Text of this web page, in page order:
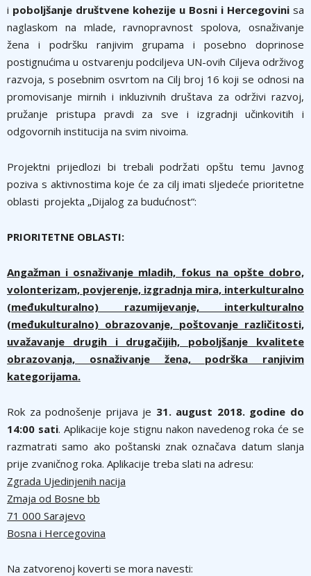
i poboljšanje društvene kohezije u Bosni i Hercegovini sa
naglaskom na mlade, ravnopravnost spolova, osnaživanje
žena i podršku ranjivim grupama i posebno doprinose
postignućima u ostvarenju podciljeva UN-ovih Ciljeva održivog
razvoja, s posebnim osvrtom na Cilj broj 16 koji se odnosi na
promovisanje mirnih i inkluzivnih društava za održivi razvoj,
pružanje pristupa pravdi za sve i izgradnji učinkovitih i
odgovornih institucija na svim nivoima.
Projektni prijedlozi bi trebali podržati opštu temu Javnog
poziva s aktivnostima koje će za cilj imati sljedeće prioritetne
oblasti projekta „Dijalog za budućnost“:
PRIORITETNE OBLASTI:
Angažman i osnaživanje mladih, fokus na opšte dobro,
volonterizam, povjerenje, izgradnja mira, interkulturalno
(međukulturalno) razumijevanje, interkulturalno
(međukulturalno) obrazovanje, poštovanje različitosti,
uvažavanje drugih i drugačijih, poboljšanje kvalitete
obrazovanja, osnaživanje žena, podrška ranjivim
kategorijama.
Rok za podnošenje prijava je 31. august 2018. godine do
14:00 sati. Aplikacije koje stignu nakon navedenog roka će se
razmatrati samo ako poštanski znak označava datum slanja
prije zvaničnog roka. Aplikacije treba slati na adresu:
Zgrada Ujedinjenih nacija
Zmaja od Bosne bb
71 000 Sarajevo
Bosna i Hercegovina
Na zatvorenoj koverti se mora navesti: